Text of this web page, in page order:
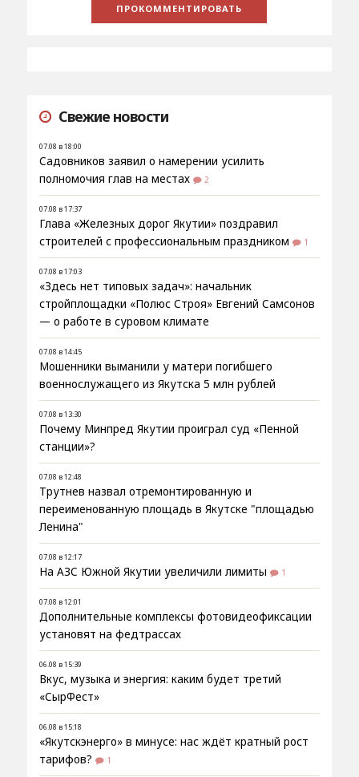
Свежие новости
07.08 в 18:00
Садовников заявил о намерении усилить
полномочия глав на местах
2
07.08 в 17:37
Глава «Железных дорог Якутии» поздравил
строителей с профессиональным праздником
1
07.08 в 17:03
«Здесь нет типовых задач»: начальник
стройплощадки «Полюс Строя» Евгений Самсонов
— о работе в суровом климате
07.08 в 14:45
Мошенники выманили у матери погибшего
военнослужащего из Якутска 5 млн рублей
07.08 в 13:30
Почему Минпред Якутии проиграл суд «Пенной
станции»?
07.08 в 12:48
Трутнев назвал отремонтированную и
переименованную площадь в Якутске "площадью
Ленина"
07.08 в 12:17
На АЗС Южной Якутии увеличили лимиты 1
07.08 в 12:01
Дополнительные комплексы фотовидеофиксации
установят на федтрассах
06.08 в 15:39
Вкус, музыка и энергия: каким будет третий
«СырФест»
06.08 в 15:18
«Якутскэнерго» в минусе: нас ждёт кратный рост
тарифов?
1